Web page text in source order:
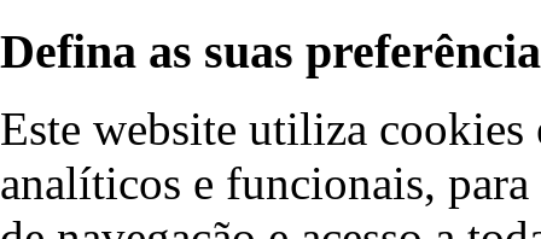
Defina as suas
Este website utiliza cookies
analíticos e funcionais,